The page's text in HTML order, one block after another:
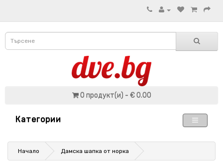
0 продукт(и) - € 0.00
Категории
Начало Дамска шапка от норка